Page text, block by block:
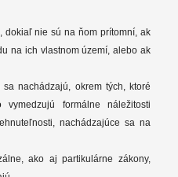
dokiaľ nie sú na ňom prítomní, ak
na ich vlastnom území, alebo ak
nachádzajú, okrem tých, ktoré
formálne náležitosti
nachádzajúce sa na
ako aj partikulárne zákony,